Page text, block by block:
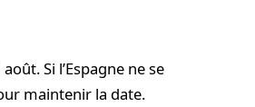
Si l’Espagne ne se
maintenir la date.